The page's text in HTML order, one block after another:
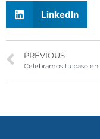
LinkedIn
PREVIOUS